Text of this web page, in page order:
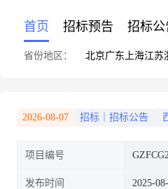
首页 招标预告 招标公
省份地区： 北京广东 上海江苏
2026-08-07 招标｜招标公告
项目编号
发布时间 2025-